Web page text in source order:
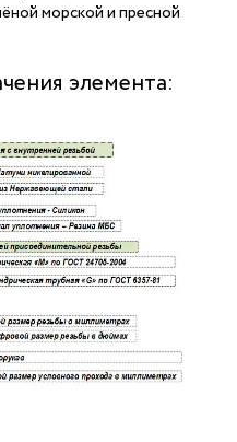
морской и пресной
элемента: